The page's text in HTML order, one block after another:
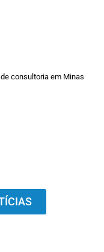
consultoria em Minas